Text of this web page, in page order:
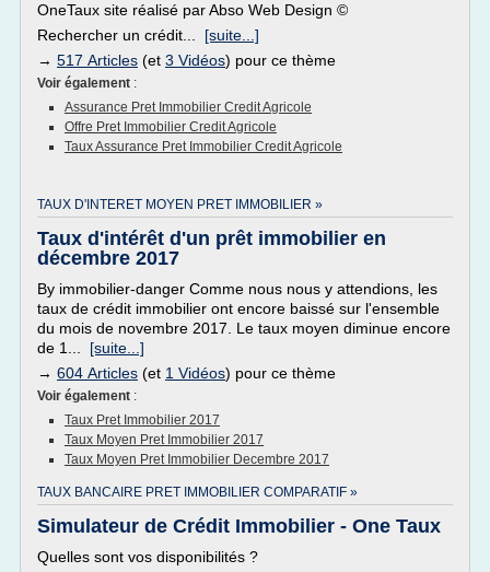
OneTaux site réalisé par Abso Web Design ©
Rechercher un crédit... [suite...]
→ 517 Articles (et 3 Vidéos) pour ce thème
Voir également :
Assurance Pret Immobilier Credit Agricole
Offre Pret Immobilier Credit Agricole
Taux Assurance Pret Immobilier Credit Agricole
TAUX D'INTERET MOYEN PRET IMMOBILIER »
Taux d'intérêt d'un prêt immobilier en
décembre 2017
By immobilier-danger Comme nous nous y attendions, les
taux de crédit immobilier ont encore baissé sur l'ensemble
du mois de novembre 2017. Le taux moyen diminue encore
de 1... [suite...]
→ 604 Articles (et 1 Vidéos) pour ce thème
Voir également :
Taux Pret Immobilier 2017
Taux Moyen Pret Immobilier 2017
Taux Moyen Pret Immobilier Decembre 2017
TAUX BANCAIRE PRET IMMOBILIER COMPARATIF »
Simulateur de Crédit Immobilier - One Taux
Quelles sont vos disponibilités ?